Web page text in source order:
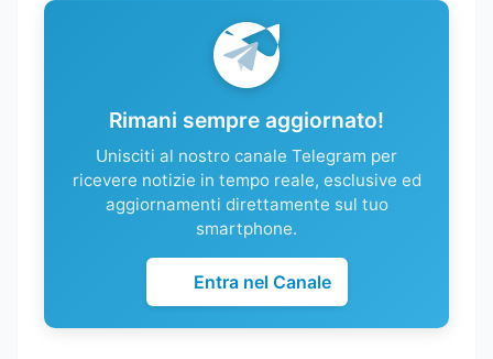
Rimani sempre aggiornato!
Unisciti al nostro canale Telegram per
ricevere notizie in tempo reale, esclusive ed
aggiornamenti direttamente sul tuo
smartphone.
Entra nel Canale